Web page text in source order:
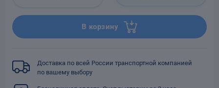
В корзину
Доставка по всей России транспортной компанией
по вашему выбору